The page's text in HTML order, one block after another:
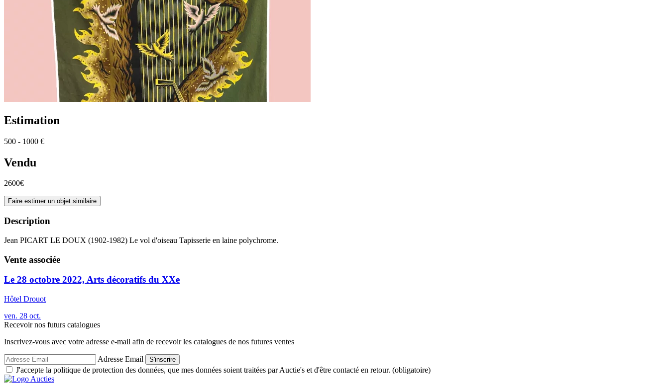
Estimation
500 - 1000 €
Vendu
2600€
Faire estimer un objet similaire
Description
Jean PICART LE DOUX (1902-1982) Le vol d'oiseau Tapisserie en laine polychrome.
Vente associée
Le 28 octobre 2022, Arts décoratifs du XXe
Hôtel Drouot
ven. 28 oct.
Recevoir nos futurs catalogues
Inscrivez-vous avec votre adresse e-mail afin de recevoir les catalogues de nos futures ventes
Adresse Email S'inscrire
J'accepte la politique de protection des données, que mes données soient traitées par Auctie's et d'être contacté en retour. (obligatoire)